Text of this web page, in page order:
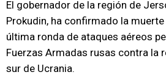
El gobernador de la región de
Prokudin, ha confirmado la
última ronda de ataques aéreos
Fuerzas Armadas rusas contra la
sur de Ucrania.